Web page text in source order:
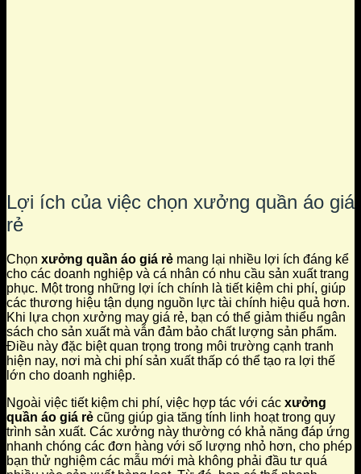
Lợi ích của việc chọn xưởng quần áo giá
rẻ
Chọn xưởng quần áo giá rẻ mang lại nhiều lợi ích đáng kể
cho các doanh nghiệp và cá nhân có nhu cầu sản xuất trang
phục. Một trong những lợi ích chính là tiết kiệm chi phí, giúp
các thương hiệu tận dụng nguồn lực tài chính hiệu quả hơn.
Khi lựa chọn xưởng may giá rẻ, bạn có thể giảm thiểu ngân
sách cho sản xuất mà vẫn đảm bảo chất lượng sản phẩm.
Điều này đặc biệt quan trọng trong môi trường cạnh tranh
hiện nay, nơi mà chi phí sản xuất thấp có thể tạo ra lợi thế
lớn cho doanh nghiệp.
Ngoài việc tiết kiệm chi phí, việc hợp tác với các xưởng
quần áo giá rẻ cũng giúp gia tăng tính linh hoạt trong quy
trình sản xuất. Các xưởng này thường có khả năng đáp ứng
nhanh chóng các đơn hàng với số lượng nhỏ hơn, cho phép
bạn thử nghiệm các mẫu mới mà không phải đầu tư quá